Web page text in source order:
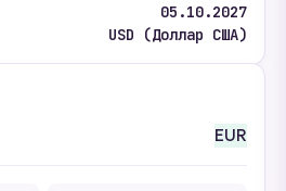
05.10.2027
USD (Доллар США)
EUR